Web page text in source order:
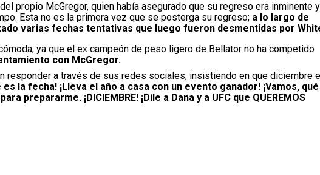
propio McGregor, quien había asegurado que su regreso era inminente y
Esta no es la primera vez que se posterga su regreso; a lo largo de
varias fechas tentativas que luego fueron desmentidas por
ya que el ex campeón de peso ligero de Bellator no ha competido
con McGregor.
responder a través de sus redes sociales, insistiendo en que diciembre
es la fecha! ¡Lleva el año a casa con un evento ganador! ¡Vamos, qué
prepararme. ¡DICIEMBRE! ¡Dile a Dana y a UFC que QUEREMOS